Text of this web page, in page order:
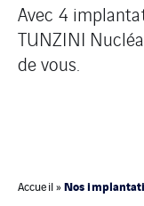
Avec 4
TUNZINI
de vous.
Accueil»Nos